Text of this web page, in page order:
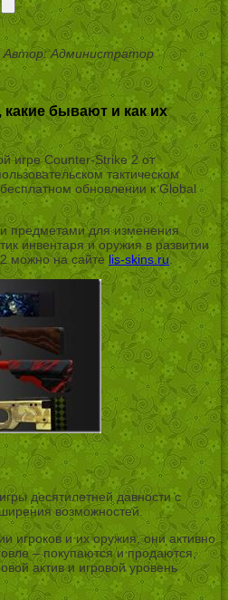
Автор: Администратор
бывают и как их
игре Counter-Strike 2 от
тактическом
обновлении к Global
предметами для изменения
инвентаря и оружия в развитии
можно на сайте lis-skins.ru.
десятилетней давности с
возможностей.
игроков и их оружия, они активно
– покупаются и продаются,
актив и игровой уровень